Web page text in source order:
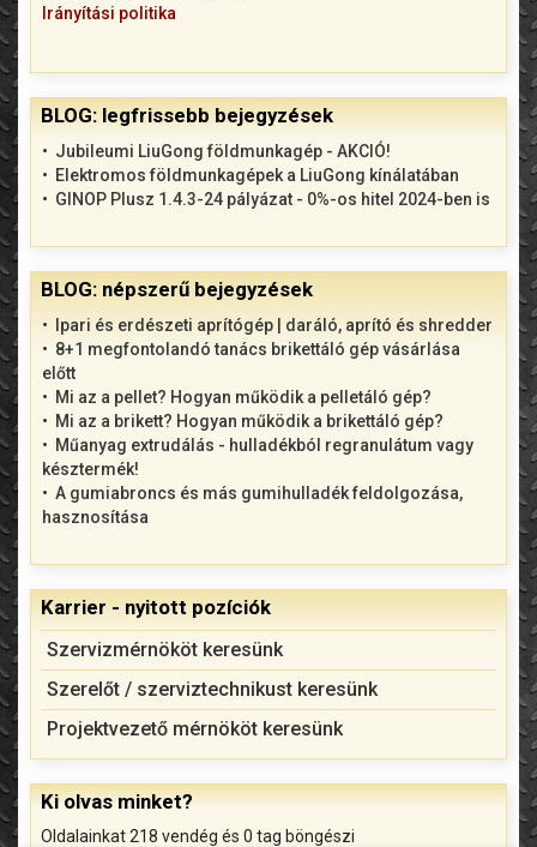
Irányítási politika
BLOG: legfrissebb bejegyzések
Jubileumi LiuGong földmunkagép - AKCIÓ!
Elektromos földmunkagépek a LiuGong kínálatában
GINOP Plusz 1.4.3-24 pályázat - 0%-os hitel 2024-ben is
BLOG: népszerű bejegyzések
Ipari és erdészeti aprítógép | daráló, aprító és shredder
8+1 megfontolandó tanács brikettáló gép vásárlása
előtt
Mi az a pellet? Hogyan működik a pelletáló gép?
Mi az a brikett? Hogyan működik a brikettáló gép?
Műanyag extrudálás - hulladékból regranulátum vagy
késztermék!
A gumiabroncs és más gumihulladék feldolgozása,
hasznosítása
Karrier - nyitott pozíciók
Szervizmérnököt keresünk
Szerelőt / szerviztechnikust keresünk
Projektvezető mérnököt keresünk
Ki olvas minket?
Oldalainkat 218 vendég és 0 tag böngészi